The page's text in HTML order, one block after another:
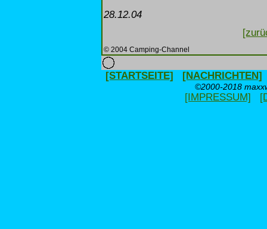
28.12.04
© 2004 Camping-Channel
[STARTSEITE] [NACHRICHTEN]
©2000-2018
[IMPRESSUM]